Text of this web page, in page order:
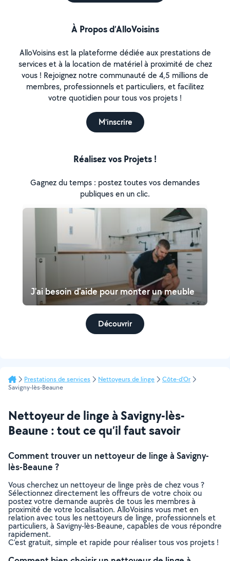
À Propos d’AlloVoisins
AlloVoisins est la plateforme dédiée aux prestations de
services et à la location de matériel à proximité de chez
vous ! Rejoignez notre communauté de 4,5 millions de
membres, professionnels et particuliers, et facilitez
votre quotidien pour tous vos projets !
M'inscrire
Réalisez vos Projets !
Gagnez du temps : postez toutes vos demandes
publiques en un clic.
J'ai besoin d'aide pour monter un meuble
Découvrir
Prestations de services Nettoyeurs de linge
Côte-d'Or
Savigny-lès-Beaune
Nettoyeur de linge à Savigny-lès-
Beaune : tout ce qu’il faut savoir
Comment trouver un nettoyeur de linge à Savigny-
lès-Beaune ?
Vous cherchez un nettoyeur de linge près de chez vous ?
Sélectionnez directement les offreurs de votre choix ou
postez votre demande auprès de tous les membres à
proximité de votre localisation. AlloVoisins vous met en
relation avec tous les nettoyeurs de linge, professionnels et
particuliers, à Savigny-lès-Beaune, capables de vous répondre
rapidement.
C’est gratuit, simple et rapide pour réaliser tous vos projets !